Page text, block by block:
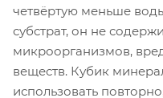
четвёртую меньше
субстрат, он не
микроорганизмов,
веществ. Кубик
использовать